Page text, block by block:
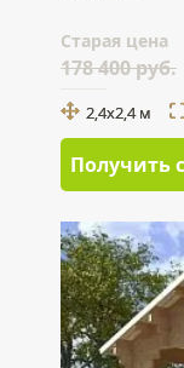
Cтарая цена
178 400 руб.
2,4x2,4 м
Получить